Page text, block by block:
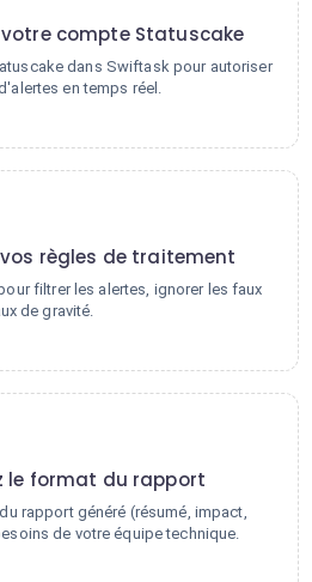
votre compte Statuscake
dans Swiftask pour autoriser
en temps réel.
vos règles de traitement
filtrer les alertes, ignorer les faux
de gravité.
le format du rapport
rapport généré (résumé, impact,
de votre équipe technique.